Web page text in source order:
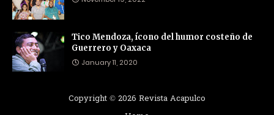
Tico Mendoza, ícono del humor costeño de
Guerrero y Oaxaca
January 11, 2020
Copyright © 2026 Revista Acapulco